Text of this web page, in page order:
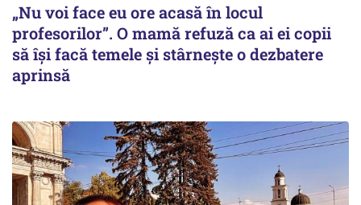
„Nu voi face eu ore acasă în locul
profesorilor”. O mamă refuză ca ai ei copii
să își facă temele și stârnește o dezbatere
aprinsă